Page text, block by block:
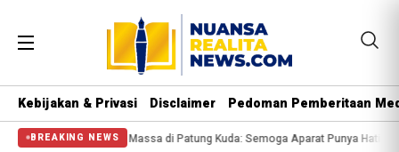
Kebijakan & Privasi Disclaimer Pedoman Pemberitaan
BREAKING NEWS
Halangi Massa di Patung Kuda: Semoga Aparat Punya Hati Nurani Massa